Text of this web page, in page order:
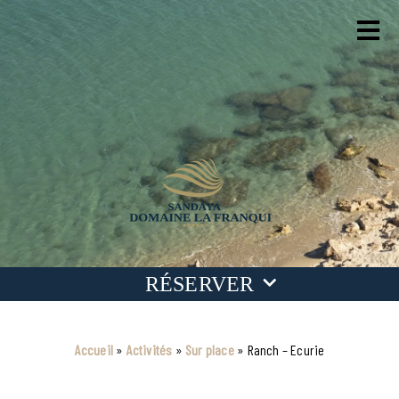
RÉSERVER
Accueil » Activités » Sur place» Ranch – Ecurie